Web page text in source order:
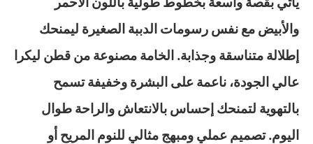
والأبيض مع نفس رسومات الدببة الصغيرة ليمنحك
إطلالة متناسقة وجذابة. الخامة مصنوعة من قطن ليكرا
عالي الجودة، ناعمة على البشرة وخفيفة تسمح
بالتهوية لتمنحك إحساس بالانتعاش والراحة طوال
اليوم. تصميم عملي ومبهج مثالي للنوم المريح أو